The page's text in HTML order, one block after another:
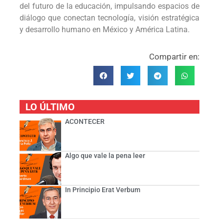
del futuro de la educación, impulsando espacios de
diálogo que conectan tecnología, visión estratégica
y desarrollo humano en México y América Latina.
Compartir en:
LO ÚLTIMO
ACONTECER
Algo que vale la pena leer
In Principio Erat Verbum